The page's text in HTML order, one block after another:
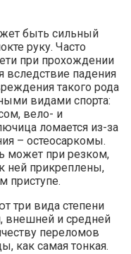
быть сильный
руку. Часто
при прохождении
вследствие падения
такого рода
видами спорта:
вело- и
ломается из-за
– остеосаркомы.
может при резком,
ней прикреплены,
приступе.
три вида степени
внешней и средней
переломов
как самая тонкая.